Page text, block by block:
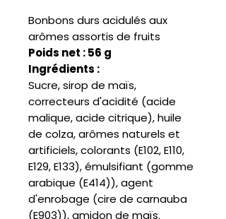
Bonbons durs acidulés aux
arômes assortis de fruits
Poids net : 56 g
Ingrédients :
Sucre, sirop de maïs,
correcteurs d'acidité (acide
malique, acide citrique), huile
de colza, arômes naturels et
artificiels, colorants (E102, E110,
E129, E133), émulsifiant (gomme
arabique (E414)), agent
d'enrobage (cire de carnauba
(E903)), amidon de maïs.